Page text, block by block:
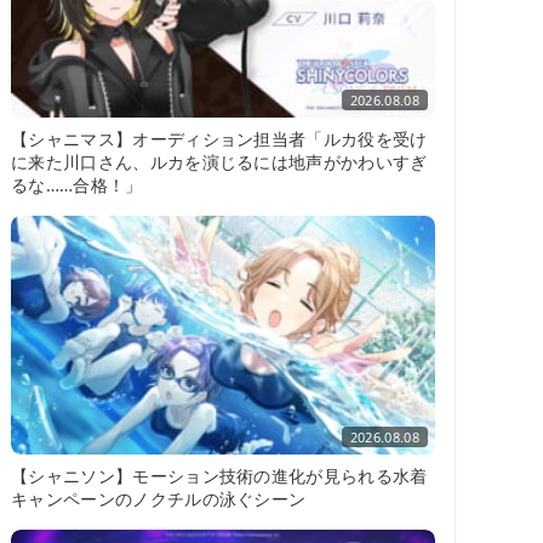
2026.08.08
【シャニマス】オーディション担当者「ルカ役を受け
に来た川口さん、ルカを演じるには地声がかわいすぎ
るな……合格！」
2026.08.08
【シャニソン】モーション技術の進化が見られる水着
キャンペーンのノクチルの泳ぐシーン